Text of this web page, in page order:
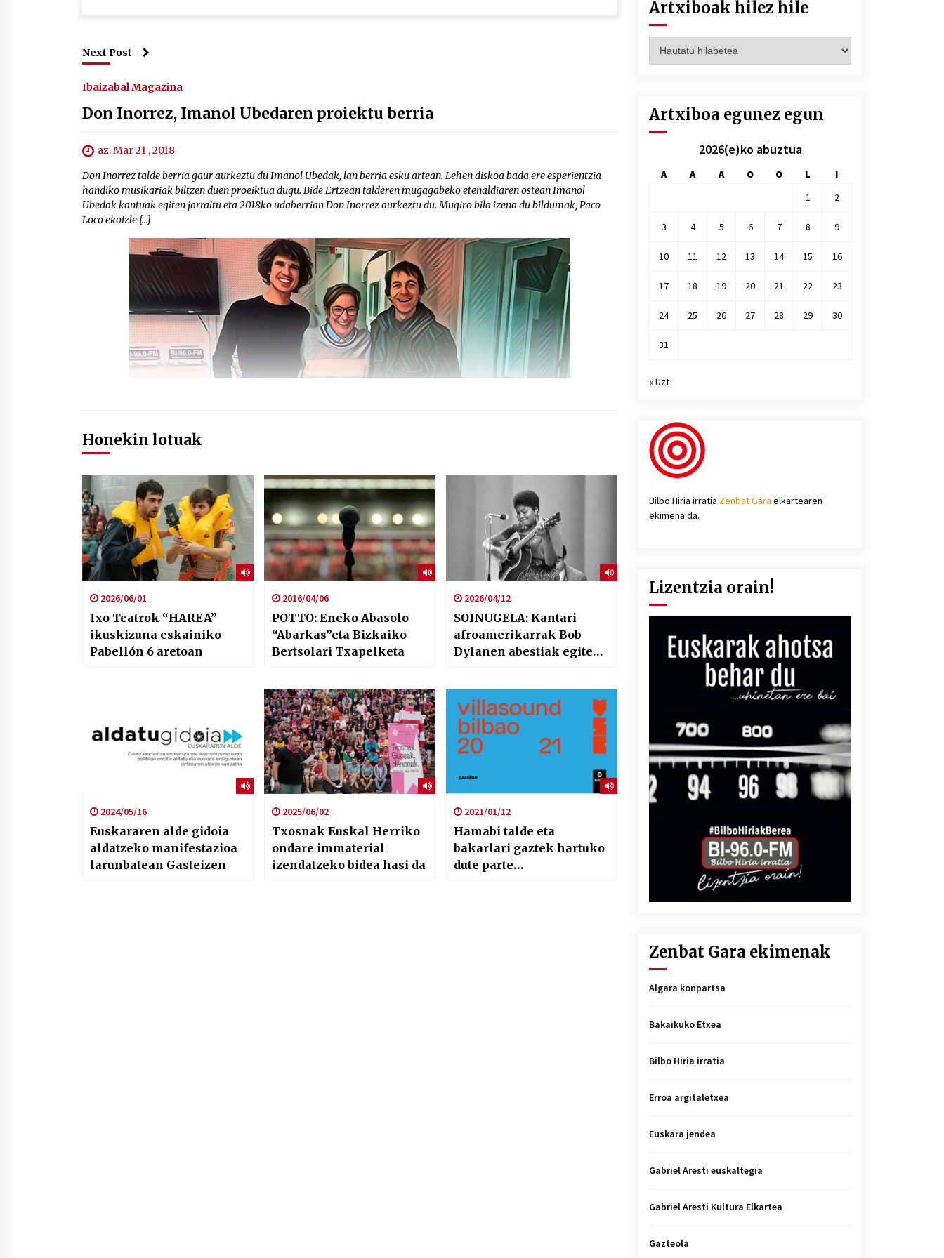
Next Post
Ibaizabal Magazina
Don Inorrez, Imanol Ubedaren proiektu berria
az. Mar 21 , 2018
Don Inorrez talde berria gaur aurkeztu du Imanol Ubedak, lan berria esku artean. Lehen diskoa bada ere esperientzia
handiko musikariak biltzen duen proeiktua dugu. Bide Ertzean talderen mugagabeko etenaldiaren ostean Imanol
Ubedak kantuak egiten jarraitu eta 2018ko udaberrian Don Inorrez aurkeztu du. Mugiro bila izena du bildumak, Paco
Loco ekoizle […]
Honekin lotuak
2026/06/01
Ixo Teatrok “HAREA”
ikuskizuna eskainiko
Pabellón 6 aretoan
2016/04/06
POTTO: Eneko Abasolo
“Abarkas”eta Bizkaiko
Bertsolari Txapelketa
2026/04/12
SOINUGELA: Kantari
afroamerikarrak Bob
Dylanen abestiak egiten
2024/05/16
Euskararen alde gidoia
aldatzeko manifestazioa
larunbatean Gasteizen
2025/06/02
Txosnak Euskal Herriko
ondare immaterial
izendatzeko bidea hasi da
2021/01/12
Hamabi talde eta
bakarlari gaztek hartuko
dute parte
Artxiboak hilez hile
hilez
Artxiboa egunez egun
2026(e)ko abuztua
A A A O O L
I
1
2
3 4 5 6 7 8 9
10 11 12 13 14 15 16
17 18 19 20 21 22 23
24 25 26 27 28 29 30
31
« Uzt
Bilbo Hiria irratia Zenbat Gara elkartearen
ekimena da.
Lizentzia orain!
Zenbat Gara ekimenak
Algara konpartsa
Bakaikuko Etxea
Bilbo Hiria irratia
Erroa argitaletxea
Euskara jendea
Gabriel Aresti euskaltegia
Gabriel Aresti Kultura Elkartea
Gazteola